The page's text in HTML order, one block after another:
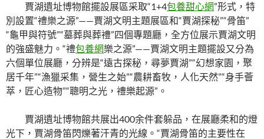
賈湖遺址博物館擺設展區采取“1+4包養甜心網”形式，特
別設置“禮樂之源”——賈湖文明主題展區和“賈湖探秘”“骨笛”
“龜甲與符號”“墓葬與葬禮”四個專題廳，全方位展示賈湖文明
的強盛魅力。“禮包養網樂之源”——賈湖文明主題擺設又分為
六個單位展廳，分辨是“遠古探秘，尋夢賈湖”“幻想家園，聚
居千年”“漁獵采集，營生之始”“農耕畜牧，人化天然”“身手薈
萃，匠心造物”“聰明之光，禮樂起源”。
賈湖遺址博物館共展出400余件套躲品，在展廳柔和的燈
光下，賈湖骨笛閃爍著汗青的光線。“賈湖骨笛的主要性在